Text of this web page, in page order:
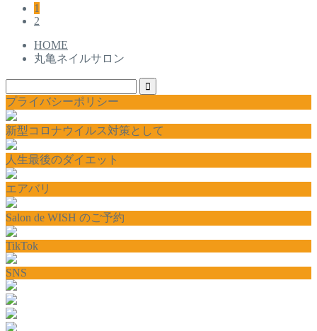
1
2
HOME
丸亀ネイルサロン
プライバシーポリシー
新型コロナウイルス対策として
人生最後のダイエット
エアバリ
Salon de WISH のご予約
TikTok
SNS